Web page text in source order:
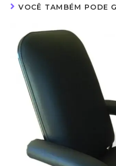
VOCÊ TAMBÉM PODE